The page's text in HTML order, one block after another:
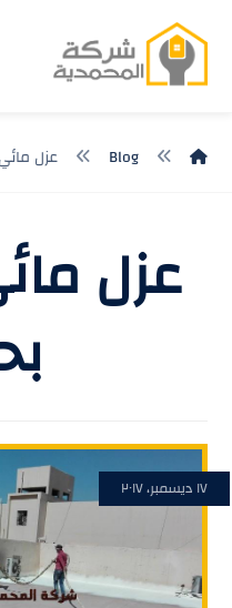
Blog عزل
عزل
١٧ ديسمبر، ٢٠١٧